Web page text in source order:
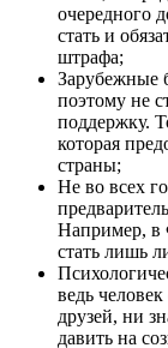
очередного
стать и
штрафа;
Зарубежные
поэтому не
поддержку.
которая
страны;
Не во всех
Например, в
стать лишь
ведь
друзей, ни
давить на